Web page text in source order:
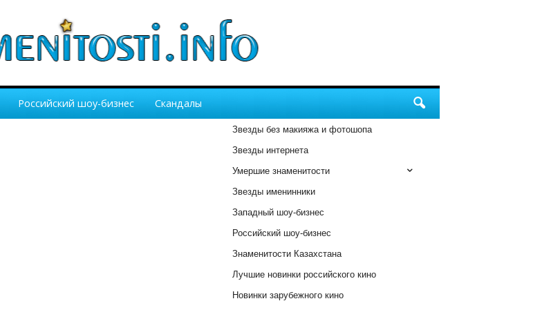
Российский шоу-бизнес Скандалы
Звезды без макияжа и фотошопа
Звезды интернета
Умершие знаменитости
Звезды именинники
Западный шоу-бизнес
Российский шоу-бизнес
Знаменитости Казахстана
Лучшие новинки российского кино
Новинки зарубежного кино